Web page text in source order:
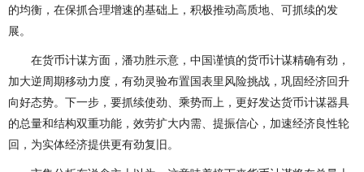
的均衡，在保抓合理增速的基础上，积极推动高质地、可抓续的发
展。
在货币计谋方面，潘功胜示意，中国谨慎的货币计谋精确有劲，
加大逆周期移动力度，有劲灵验布置国表里风险挑战，巩固经济回升
向好态势。下一步，要抓续使劲、乘势而上，更好发达货币计谋器具
的总量和结构双重功能，效劳扩大内需、提振信心，加速经济良性轮
回，为实体经济提供更有劲复旧。